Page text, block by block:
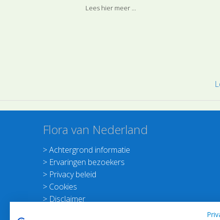
wij, zullen ook veel insecten naar buiten
Lees hier meer ...
Flora van Nederland
>Achtergrond informatie
> Ervaringen bezoekers
> Privacy beleid
> Cookies
> Disclaimer